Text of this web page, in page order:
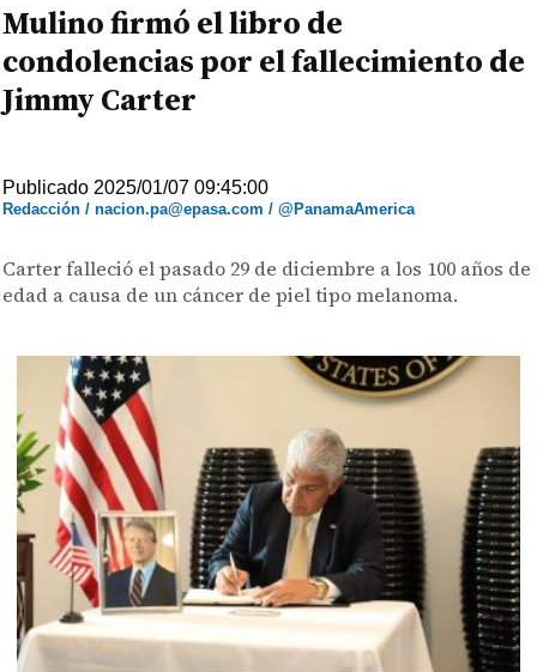
Mulino firmó el libro de
condolencias por el fallecimiento de
Jimmy Carter
Publicado 2025/01/07 09:45:00
Redacción / nacion.pa@epasa.com / @PanamaAmerica
Carter falleció el pasado 29 de diciembre a los 100 años de
edad a causa de un cáncer de piel tipo melanoma.